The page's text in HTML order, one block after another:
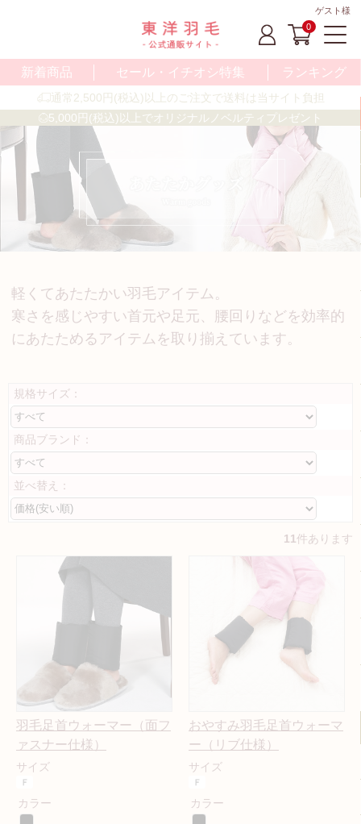
ゲスト様
0
新着商品 セール・イチオシ特集 ランキング
通常2,500円(税込)以上のご注文で送料は当サイト負担
5,000円(税込)以上でオリジナルノベルティプレゼント
軽くてあたたかい羽毛アイテム。
寒さを感じやすい首元や足元、腰回りなどを効率的
にあたためるアイテムを取り揃えています。
規格サイズ：
商品ブランド：
並べ替え：
11件あります
羽毛足首ウォーマー（面フ
ァスナー仕様）
サイズ
カラー
おやすみ羽毛足首ウォーマ
ー（リブ仕様）
サイズ
カラー